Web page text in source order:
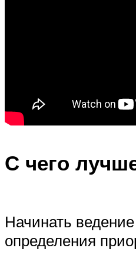
С чего
Начинать
определения